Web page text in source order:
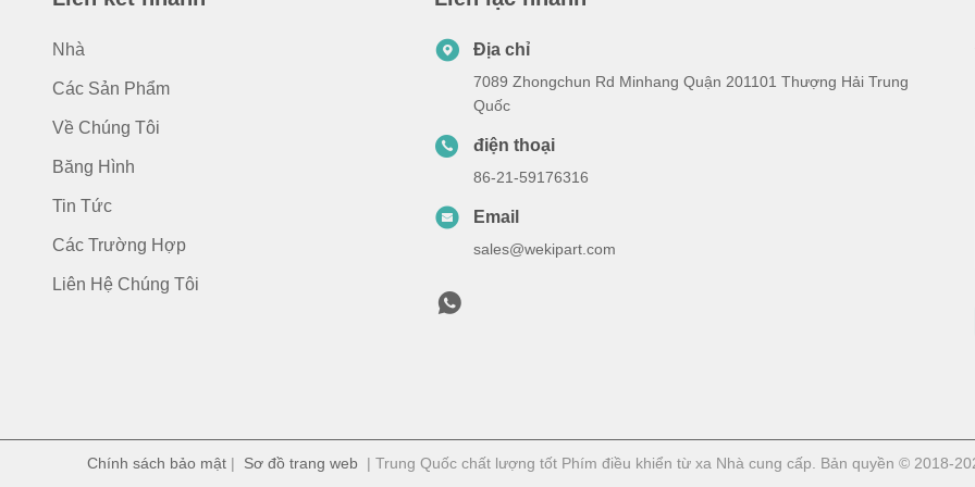
Nhà
Các Sản Phẩm
Về Chúng Tôi
Băng Hình
Tin Tức
Các Trường Hợp
Liên Hệ Chúng Tôi
Địa chỉ
7089 Zhongchun Rd Minhang Quận 201101 Thượng Hải Trung
Quốc
điện thoại
86-21-59176316
Email
sales@wekipart.com
Chính sách bảo mật| Sơ đồ trang web| Trung Quốc chất lượng tốt Phím điều khiển từ xa Nhà cung cấp. Bản quyền © 2018-